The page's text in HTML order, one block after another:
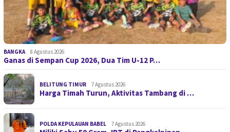
BANGKA 8 Agustus 2026
Ganas di Sempan Cup 2026, Dua Tim U-12 P…
BELITUNG TIMUR 7 Agustus 2026
Harga Timah Turun, Aktivitas Tambang di …
POLDA KEPULAUAN BABEL 7 Agustus 2026